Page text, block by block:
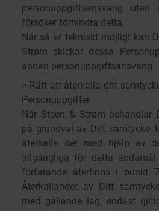
personuppgiftsansvarig
försöker förhindra detta.
När så är tekniskt möjligt kan
Strøm skickar dessa
annan personuppgiftsansvarig.
> Rätt att återkalla ditt
Personuppgifter
När Steen & Strøm behandlar
på grundval av Ditt samtycke,
återkalla det med hjälp av
tillgängliga för detta ändamål
förfarande återfinns i punkt
Återkallandet av Ditt
med gällande lag, endast